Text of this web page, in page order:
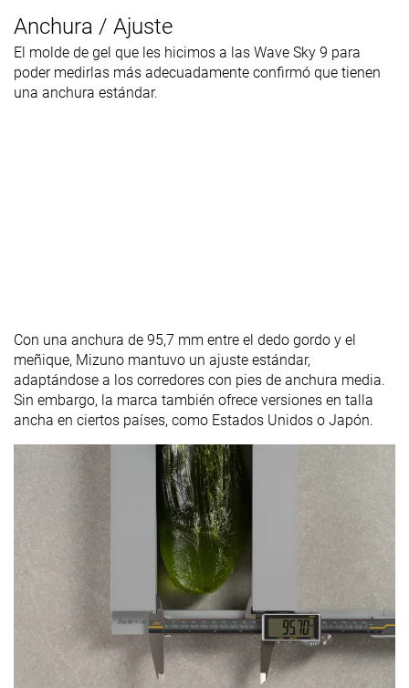
Anchura / Ajuste
El molde de gel que les hicimos a las Wave Sky 9 para
poder medirlas más adecuadamente confirmó que tienen
una anchura estándar.
Con una anchura de 95,7 mm entre el dedo gordo y el
meñique, Mizuno mantuvo un ajuste estándar,
adaptándose a los corredores con pies de anchura media.
Sin embargo, la marca también ofrece versiones en talla
ancha en ciertos países, como Estados Unidos o Japón.